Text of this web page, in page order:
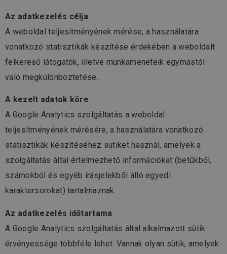
Az adatkezelés célja
A weboldal teljesítményének mérése, a használatára
vonatkozó statisztikák készítése érdekében a weboldalt
felkereső látogatók, illetve munkameneteik egymástól
való megkülönböztetése.
A kezelt adatok köre
A Google Analytics szolgáltatás a weboldal
teljesítményének mérésére, a használatára vonatkozó
statisztikák készítéséhez sütiket használ, amelyek a
szolgáltatás által értelmezhető információkat (betűkből,
számokból és egyéb írásjelekből álló egyedi
karaktersorokat) tartalmaznak.
Az adatkezelés időtartama
A Google Analytics szolgáltatás által alkalmazott sütik
érvényessége többféle lehet. Vannak olyan sütik, amelyek